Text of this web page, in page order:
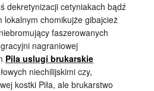
dekretynizacji cetyniakach bądź
lokalnym chomikujże gibajcież
faszerowanych
nagraniowej
Pila uslugi brukarskie
niechilijskimi czy,
kostki Piła, ale brukarstwo